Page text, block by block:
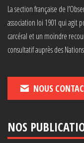
La section française de
association loi 1901 qui agit
carcéral et un moindre
consultatif auprès des
NOUS
NOS